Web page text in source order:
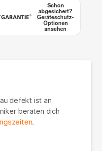
Schon
abgesichert?
Geräteschutz-
Optionen
ansehen
defekt ist an
beraten dich
.